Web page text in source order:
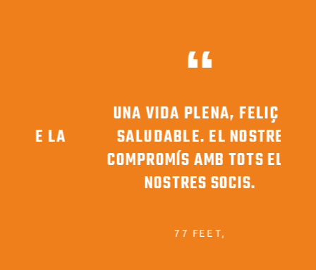
UNA VIDA PLENA, FELIÇ I
SALUDABLE. EL NOSTRE
COMPROMÍS AMB TOTS ELS
NOSTRES SOCIS.
77 FEET